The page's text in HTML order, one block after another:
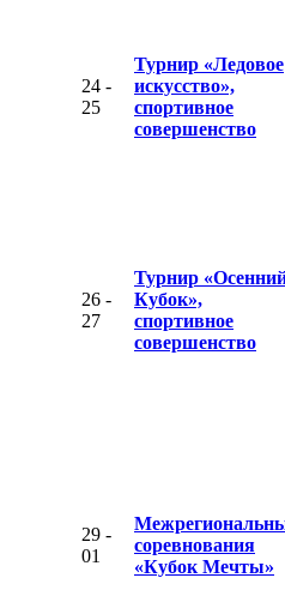
24 -
25
Турнир «Ледовое
искусство»,
спортивное
совершенство
26 -
27
Турнир
Кубок»,
спортивное
совершенство
29 -
01
соревнования
«Кубок Мечты»